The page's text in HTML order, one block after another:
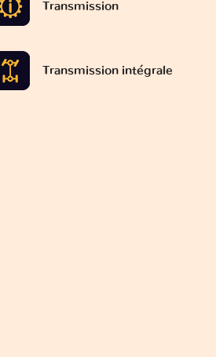
Transmission
Transmission intégrale